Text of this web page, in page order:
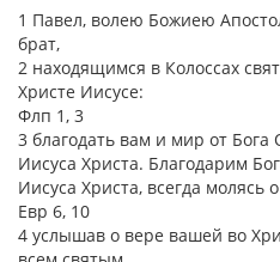
1 Павел, волею Божиею
брат,
2 находящимся в Колоссах
Христе Иисусе:
Флп 1, 3
3 благодать вам и мир от Бога
Иисуса Христа. Благодарим
Иисуса Христа, всегда молясь
Евр 6, 10
4 услышав о вере вашей во